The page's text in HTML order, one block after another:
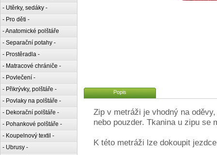
- Utěrky, sedáky -
- Pro děti -
- Anatomické polštáře
- Separační potahy -
- Prostěradla -
- Matracové chrániče -
- Povlečení -
- Přikrývky, polštáře -
- Povlaky na polštáře -
- Dekorační polštáře -
- Pohankové polštáře -
- Koupelnový textil -
- Ubrusy -
Popis
Zip v metráži je vhodný na
nebo pouzder. Tkanina u zipu
K této metráži lze dokoupit